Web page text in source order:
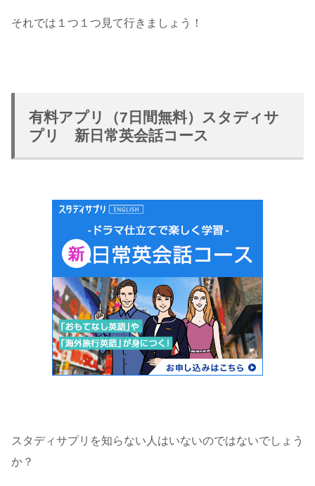
それでは１つ１つ見て行きましょう！
有料アプリ（7日間無料）スタディサ
プリ 新日常英会話コース
スタディサプリを知らない人はいないのではないでしょう
か？